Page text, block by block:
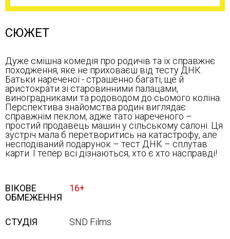
СЮЖЕТ
Дуже смішна комедія про родичів та їх справжнє
походження, яке не приховаєш від тесту ДНК.
Батьки нареченої - страшенно багаті, ще й
аристократи зі старовинними палацами,
виноградниками та родоводом до сьомого коліна.
Перспектива знайомства родин виглядає
справжнім пеклом, адже тато нареченого –
простий продавець машин у сільському салоні. Ця
зустріч мала б перетворитись на катастрофу, але
несподіваний подарунок – тест ДНК – сплутав
карти. І тепер всі дізнаються, хто є хто насправді!
ВІКОВЕ
ОБМЕЖЕННЯ
16+
СТУДІЯ SND Films